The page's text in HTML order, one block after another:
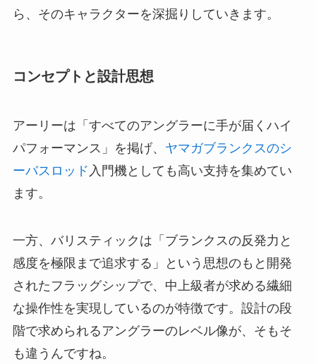
ら、そのキャラクターを深掘りしていきます。
コンセプトと設計思想
アーリーは「すべてのアングラーに手が届くハイ
パフォーマンス」を掲げ、 ヤマガブランクスのシ
ーバスロッド 入門機としても高い支持を集めてい
ます。
一方、バリスティックは「ブランクスの反発力と
感度を極限まで追求する」という思想のもと開発
されたフラッグシップで、中上級者が求める繊細
な操作性を実現しているのが特徴です。設計の段
階で求められるアングラーのレベル像が、そもそ
も違うんですね。